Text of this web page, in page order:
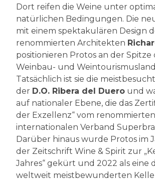
Dort reifen die Weine unter
natürlichen Bedingungen. Die
mit einem spektakulären Design
renommierten Architekten
positionieren Protos an der Spitze
Weinbau- und
Tatsächlich ist sie die
der D.O. Ribera del Duero und
auf nationaler Ebene, die das
der Exzellenz“ vom renommierten
internationalen Verband
Darüber hinaus wurde Protos im
der Zeitschrift Wine & Spirit zur
Jahres“ gekürt und 2022 als eine
weltweit meistbewunderten